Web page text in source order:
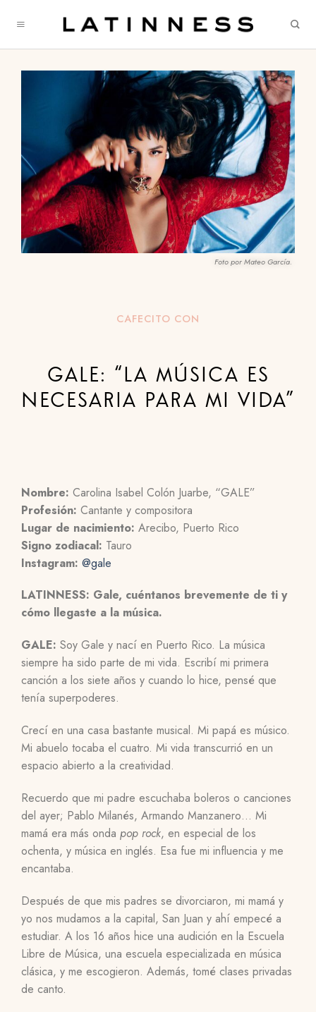
Foto por Mateo García.
CAFECITO CON
GALE: “LA MÚSICA ES
NECESARIA PARA MI VIDA”
Nombre: Carolina Isabel Colón Juarbe, “GALE”
Profesión: Cantante y compositora
Lugar de nacimiento: Arecibo, Puerto Rico
Signo zodiacal: Tauro
Instagram: @gale
LATINNESS: Gale, cuéntanos brevemente de ti y
cómo llegaste a la música.
GALE: Soy Gale y nací en Puerto Rico. La música
siempre ha sido parte de mi vida. Escribí mi primera
canción a los siete años y cuando lo hice, pensé que
tenía superpoderes.
Crecí en una casa bastante musical. Mi papá es músico.
Mi abuelo tocaba el cuatro. Mi vida transcurrió en un
espacio abierto a la creatividad.
Recuerdo que mi padre escuchaba boleros o canciones
del ayer; Pablo Milanés, Armando Manzanero… Mi
mamá era más onda pop rock, en especial de los
ochenta, y música en inglés. Esa fue mi influencia y me
encantaba.
Después de que mis padres se divorciaron, mi mamá y
yo nos mudamos a la capital, San Juan y ahí empecé a
estudiar. A los 16 años hice una audición en la Escuela
Libre de Música, una escuela especializada en música
clásica, y me escogieron. Además, tomé clases privadas
de canto.